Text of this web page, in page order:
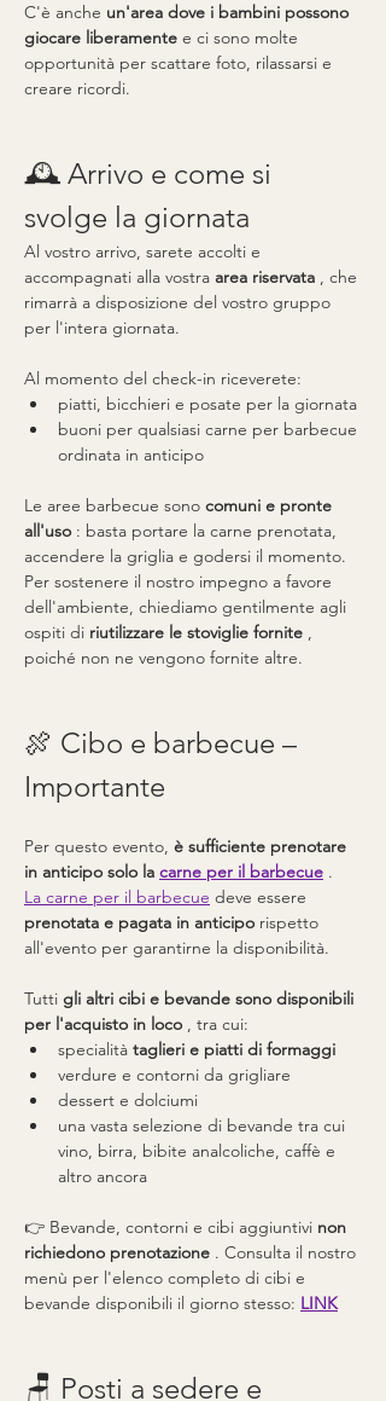
C'è anche un'area dove i bambini possono
giocare liberamente e ci sono molte
opportunità per scattare foto, rilassarsi e
creare ricordi.
🕰️ Arrivo e come si
svolge la giornata
Al vostro arrivo, sarete accolti e
accompagnati alla vostra area riservata , che
rimarrà a disposizione del vostro gruppo
per l'intera giornata.
Al momento del check-in riceverete:
piatti, bicchieri e posate per la giornata
buoni per qualsiasi carne per barbecue
ordinata in anticipo
Le aree barbecue sono comuni e pronte
all'uso : basta portare la carne prenotata,
accendere la griglia e godersi il momento.
Per sostenere il nostro impegno a favore
dell'ambiente, chiediamo gentilmente agli
ospiti di riutilizzare le stoviglie fornite ,
poiché non ne vengono fornite altre.
🍖 Cibo e barbecue –
Importante
Per questo evento, è sufficiente prenotare
in anticipo solo la carne per il barbecue .
La carne per il barbecue deve essere
prenotata e pagata in anticipo rispetto
all'evento per garantirne la disponibilità.
Tutti gli altri cibi e bevande sono disponibili
per l'acquisto in loco , tra cui:
specialità taglieri e piatti di formaggi
verdure e contorni da grigliare
dessert e dolciumi
una vasta selezione di bevande tra cui
vino, birra, bibite analcoliche, caffè e
altro ancora
👉 Bevande, contorni e cibi aggiuntivi non
richiedono prenotazione . Consulta il nostro
menù per l'elenco completo di cibi e
bevande disponibili il giorno stesso: LINK
🪑 Posti a sedere e